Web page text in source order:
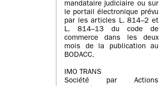
mandataire judiciaire ou sur
le portail électronique prévu
par les articles L. 814–2 et
L. 814–13 du code de
commerce dans les deux
mois de la publication au
BODACC.
IMO TRANS
Société par Actions